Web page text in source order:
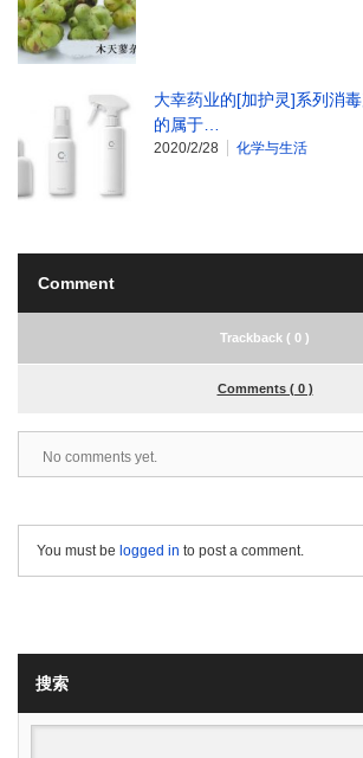
大幸药业的[加护灵]系列消
的属于…
2020/2/28 化学与生活
Comment
Trackback ( 0 )
Comments ( 0 )
No comments yet.
You must be logged in to post a comment.
搜索